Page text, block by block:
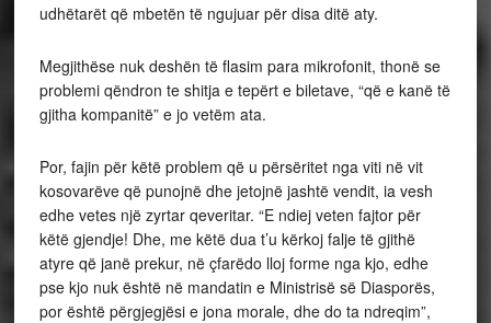
udhëtarët që mbetën të ngujuar për disa ditë aty.
Megjithëse nuk deshën të flasim para mikrofonit, thonë se
problemi qëndron te shitja e tepërt e biletave, “që e kanë të
gjitha kompanitë” e jo vetëm ata.
Por, fajin për këtë problem që u përsëritet nga viti në vit
kosovarëve që punojnë dhe jetojnë jashtë vendit, ia vesh
edhe vetes një zyrtar qeveritar. “E ndiej veten fajtor për
këtë gjendje! Dhe, me këtë dua t’u kërkoj falje të gjithë
atyre që janë prekur, në çfarëdo lloj forme nga kjo, edhe
pse kjo nuk është në mandatin e Ministrisë së Diasporës,
por është përgjegjësi e jona morale, dhe do ta ndreqim”,